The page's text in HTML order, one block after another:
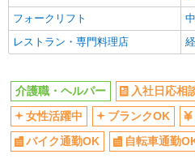
フォークリフト
レストラン・専門料理店
介護職・ヘルパー 入社日応相
女性活躍中
ブランクOK
バイク通勤OK
自転車通勤